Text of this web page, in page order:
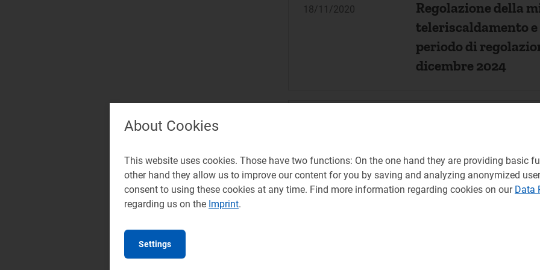
18/11/2020
Regolazione della
teleriscaldamento
periodo di
dicembre 2024
obblighi informativi
commerciale a
mercato retail
About Cookies
This website uses cookies. Those have two functions: On the one hand they are providing basic
other hand they allow us to improve our content for you by saving and analyzing anonymized
consent to using these cookies at any time. Find more information regarding cookies on our Data
regarding us on the Imprint.
Settings